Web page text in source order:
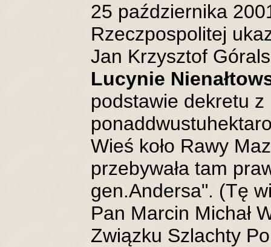
25 października
Rzeczpospolitej
Jan Krzysztof
Lucynie
podstawie dekretu z
Wieś koło Rawy
przebywała tam
gen.Andersa". (Tę
Pan Marcin Michał
Związku Szlachty